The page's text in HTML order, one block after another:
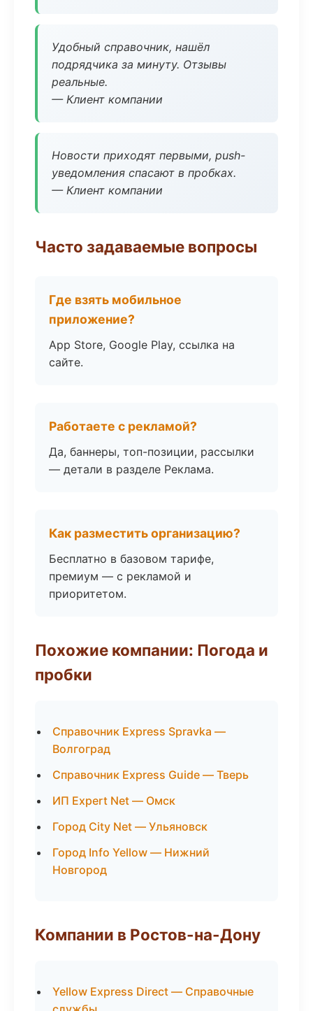
Удобный справочник, нашёл
подрядчика за минуту. Отзывы
реальные.
— Клиент компании
Новости приходят первыми, push-
уведомления спасают в пробках.
— Клиент компании
Часто задаваемые вопросы
Где взять мобильное
приложение?
App Store, Google Play, ссылка на
сайте.
Работаете с рекламой?
Да, баннеры, топ-позиции, рассылки
— детали в разделе Реклама.
Как разместить организацию?
Бесплатно в базовом тарифе,
премиум — с рекламой и
приоритетом.
Похожие компании: Погода и
пробки
Справочник Express Spravka —
Волгоград
Справочник Express Guide — Тверь
ИП Expert Net — Омск
Город City Net — Ульяновск
Город Info Yellow — Нижний
Новгород
Компании в Ростов-на-Дону
Yellow Express Direct — Справочные